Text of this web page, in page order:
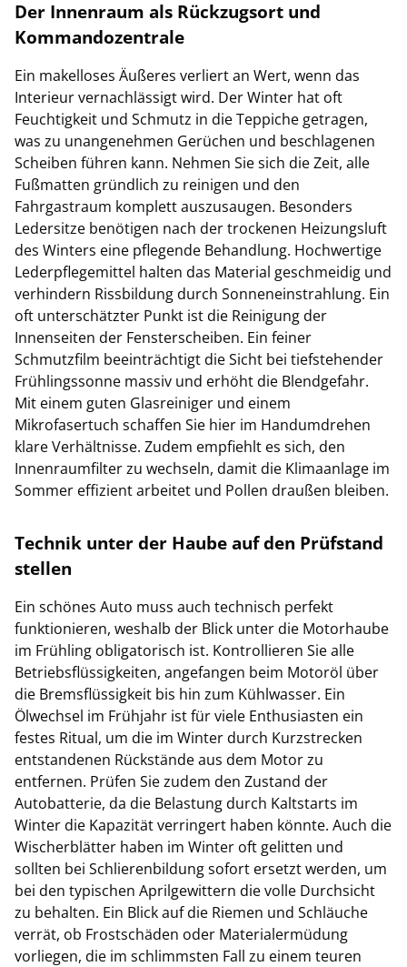
Der Innenraum als Rückzugsort und
Kommandozentrale
Ein makelloses Äußeres verliert an Wert, wenn das
Interieur vernachlässigt wird. Der Winter hat oft
Feuchtigkeit und Schmutz in die Teppiche getragen,
was zu unangenehmen Gerüchen und beschlagenen
Scheiben führen kann. Nehmen Sie sich die Zeit, alle
Fußmatten gründlich zu reinigen und den
Fahrgastraum komplett auszusaugen. Besonders
Ledersitze benötigen nach der trockenen Heizungsluft
des Winters eine pflegende Behandlung. Hochwertige
Lederpflegemittel halten das Material geschmeidig und
verhindern Rissbildung durch Sonneneinstrahlung. Ein
oft unterschätzter Punkt ist die Reinigung der
Innenseiten der Fensterscheiben. Ein feiner
Schmutzfilm beeinträchtigt die Sicht bei tiefstehender
Frühlingssonne massiv und erhöht die Blendgefahr.
Mit einem guten Glasreiniger und einem
Mikrofasertuch schaffen Sie hier im Handumdrehen
klare Verhältnisse. Zudem empfiehlt es sich, den
Innenraumfilter zu wechseln, damit die Klimaanlage im
Sommer effizient arbeitet und Pollen draußen bleiben.
Technik unter der Haube auf den Prüfstand
stellen
Ein schönes Auto muss auch technisch perfekt
funktionieren, weshalb der Blick unter die Motorhaube
im Frühling obligatorisch ist. Kontrollieren Sie alle
Betriebsflüssigkeiten, angefangen beim Motoröl über
die Bremsflüssigkeit bis hin zum Kühlwasser. Ein
Ölwechsel im Frühjahr ist für viele Enthusiasten ein
festes Ritual, um die im Winter durch Kurzstrecken
entstandenen Rückstände aus dem Motor zu
entfernen. Prüfen Sie zudem den Zustand der
Autobatterie, da die Belastung durch Kaltstarts im
Winter die Kapazität verringert haben könnte. Auch die
Wischerblätter haben im Winter oft gelitten und
sollten bei Schlierenbildung sofort ersetzt werden, um
bei den typischen Aprilgewittern die volle Durchsicht
zu behalten. Ein Blick auf die Riemen und Schläuche
verrät, ob Frostschäden oder Materialermüdung
vorliegen, die im schlimmsten Fall zu einem teuren